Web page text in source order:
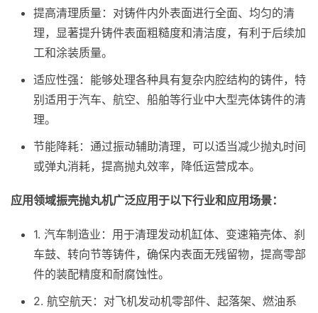
提高清理质量：对铸件内外表面进行全面、均匀的清
理，显著提升铸件表面粗糙度和清洁度，有利于后续加
工和涂装质量。
适应性强：能够处理各种具有复杂内腔结构的铸件，特
别适用于汽车、航空、船舶等行业中大型壳体铸件的清
理。
节能降耗：通过振动辅助清理，可以适当减少抛丸时间
或弹丸消耗，提高抛丸效率，降低运营成本。
应用领域振壳抛丸机广泛应用于以下行业和应用场景：
1. 汽车制造业：用于清理发动机缸体、变速箱壳体、刹
车鼓、转向节等铸件，确保内表面无残留物，提高零部
件的装配精度和耐腐蚀性。
2. 航空航天：对飞机发动机零部件、起落架、燃油系